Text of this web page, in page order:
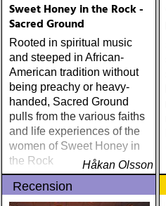
Sweet Honey in the Rock -
Sacred Ground
Rooted in spiritual music
and steeped in African-
American tradition without
being preachy or heavy-
handed, Sacred Ground
pulls from the various faiths
and life experiences of the
women of Sweet Honey in
the Rock
Håkan Olsson
Recension